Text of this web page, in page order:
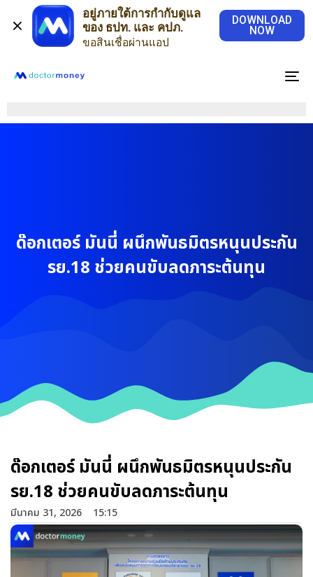
อยู่ภายใต้การกำกับดูแล
ของ ธปท. และ คปภ.
ขอสินเชื่อผ่านแอป
DOWNLOAD
NOW
ด๊อกเตอร์ มันนี่ ผนึกพันธมิตรหนุนประกัน
รย.18 ช่วยคนขับลดภาระต้นทุน
ด๊อกเตอร์ มันนี่ ผนึกพันธมิตรหนุนประกัน
รย.18 ช่วยคนขับลดภาระต้นทุน
มีนาคม 31, 2026 15:15